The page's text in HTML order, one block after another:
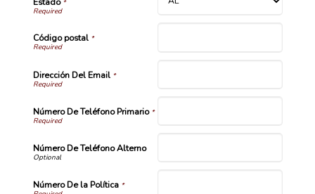
*
Código postal*
Dirección Del Email*
Número De Teléfono Primario*
Número De Teléfono Alterno
Número De la Política*